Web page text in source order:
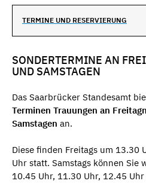
TERMINE UND RESERVIERUNG
SONDERTERMINE AN
UND SAMSTAGEN
Das Saarbrücker Standesamt
Terminen Trauungen an
Samstagen an.
Diese finden Freitags um 13.30
Uhr statt. Samstags können Sie
10.45 Uhr, 11.30 Uhr, 12.45